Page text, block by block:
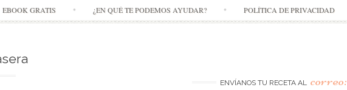
content
EBOOK GRATIS ¿EN QUÉ TE PODEMOS AYUDAR? POLÍTICA DE PRIVACIDAD
ENVÍANOS TU RECETA AL correo: